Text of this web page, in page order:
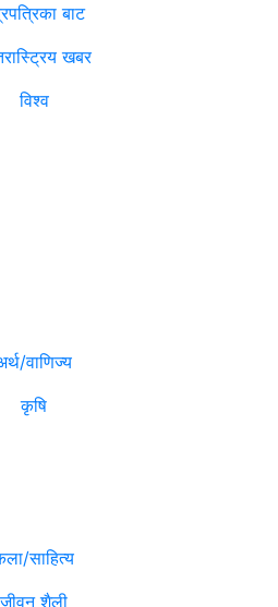
बाट
खबर
विश्व
वाणिज्य
कृषि
साहित्य
जीवन शैली